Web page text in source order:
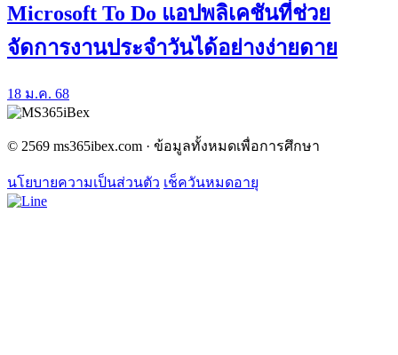
Microsoft To Do แอปพลิเคชันที่ช่วย
จัดการงานประจำวันได้อย่างง่ายดาย
18 ม.ค. 68
© 2569 ms365ibex.com · ข้อมูลทั้งหมดเพื่อการศึกษา
นโยบายความเป็นส่วนตัว เช็ควันหมดอายุ